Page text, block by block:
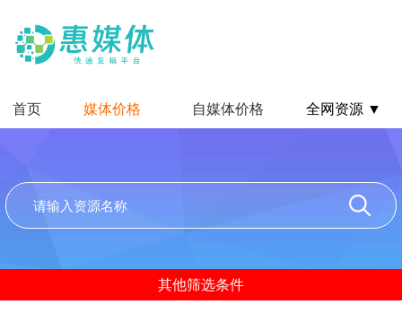
首页 媒体价格 自媒体价格 全网资源 ▼
其他筛选条件